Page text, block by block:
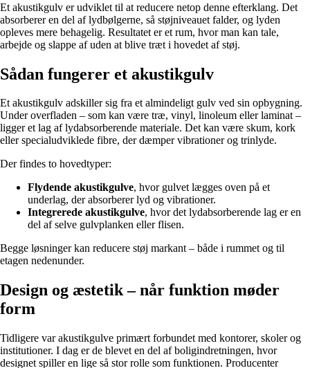
Et akustikgulv er udviklet til at reducere netop denne efterklang. Det
absorberer en del af lydbølgerne, så støjniveauet falder, og lyden
opleves mere behagelig. Resultatet er et rum, hvor man kan tale,
arbejde og slappe af uden at blive træt i hovedet af støj.
Sådan fungerer et akustikgulv
Et akustikgulv adskiller sig fra et almindeligt gulv ved sin opbygning.
Under overfladen – som kan være træ, vinyl, linoleum eller laminat –
ligger et lag af lydabsorberende materiale. Det kan være skum, kork
eller specialudviklede fibre, der dæmper vibrationer og trinlyde.
Der findes to hovedtyper:
Flydende akustikgulve, hvor gulvet lægges oven på et
underlag, der absorberer lyd og vibrationer.
Integrerede akustikgulve, hvor det lydabsorberende lag er en
del af selve gulvplanken eller flisen.
Begge løsninger kan reducere støj markant – både i rummet og til
etagen nedenunder.
Design og æstetik – når funktion møder
form
Tidligere var akustikgulve primært forbundet med kontorer, skoler og
institutioner. I dag er de blevet en del af boligindretningen, hvor
designet spiller en lige så stor rolle som funktionen. Producenter